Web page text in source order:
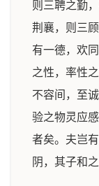
则三聘之勤
荆襄，则三
有一德，欢
之性，率性
不容间，至
验之物灵应
者矣。夫岂
阴，其子和